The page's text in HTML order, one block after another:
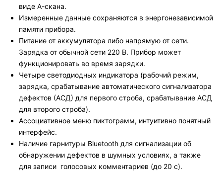
виде А-скана.
Измеренные данные сохраняются в энергонезависимой
памяти прибора.
Питание от аккумулятора либо напрямую от сети.
Зарядка от обычной сети 220 В. Прибор может
функционировать во время зарядки.
Четыре светодиодных индикатора (рабочий режим,
зарядка, срабатывание автоматического сигнализатора
дефектов (АСД) для первого строба, срабатывание АСД
для второго строба).
Ассоциативное меню пиктограмм, интуитивно понятный
интерфейс.
Наличие гарнитуры Bluetooth для сигнализации об
обнаружении дефектов в шумных условиях, а также
для записи голосовых комментариев (до 20 с).